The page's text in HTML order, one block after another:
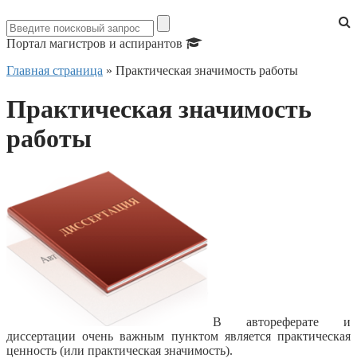
Портал магистров и аспирантов
Главная страница » Практическая значимость работы
Практическая значимость
работы
В автореферате и
диссертации очень важным пунктом является практическая
ценность (или практическая значимость).